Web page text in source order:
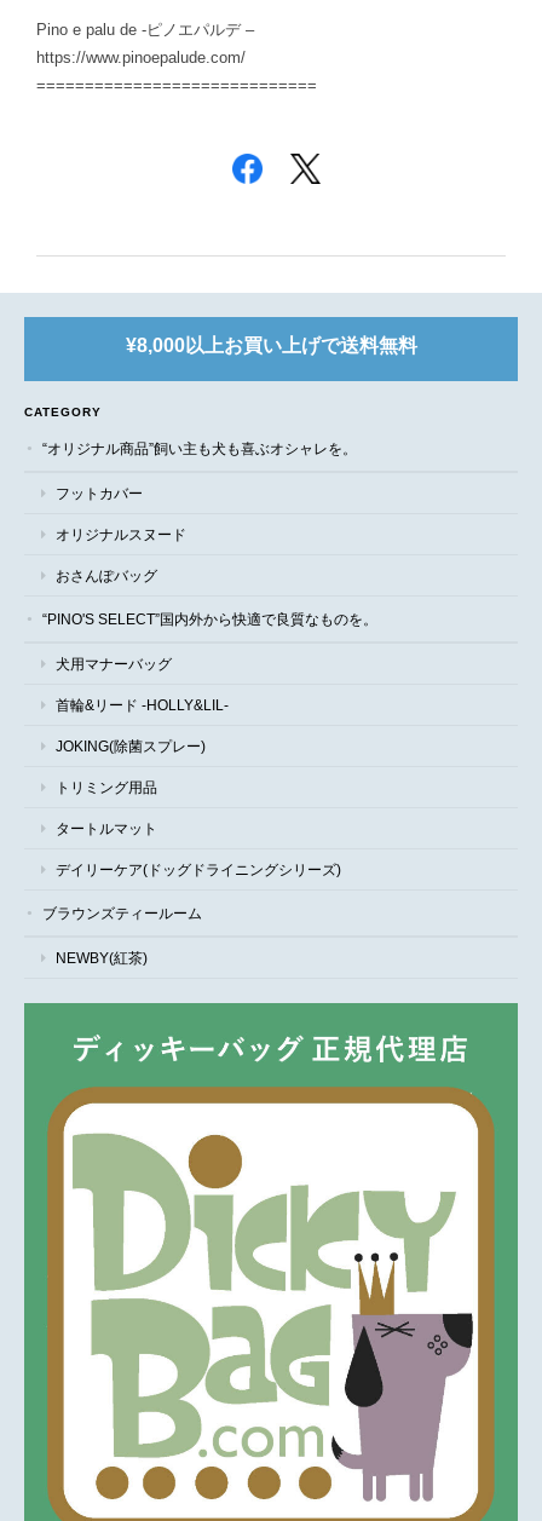
Pino e palu de -ピノエパルデ –
https://www.pinoepalude.com/
=============================
¥8,000以上お買い上げで送料無料
CATEGORY
“オリジナル商品”飼い主も犬も喜ぶオシャレを。
フットカバー
オリジナルスヌード
おさんぽバッグ
“PINO'S SELECT”国内外から快適で良質なものを。
犬用マナーバッグ
首輪&リード -HOLLY&LIL-
JOKING(除菌スプレー)
トリミング用品
タートルマット
デイリーケア(ドッグドライニングシリーズ)
ブラウンズティールーム
NEWBY(紅茶)